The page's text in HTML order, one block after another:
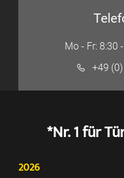
Mo - Fr: 8:30
+49
*Nr. 1 für
2026